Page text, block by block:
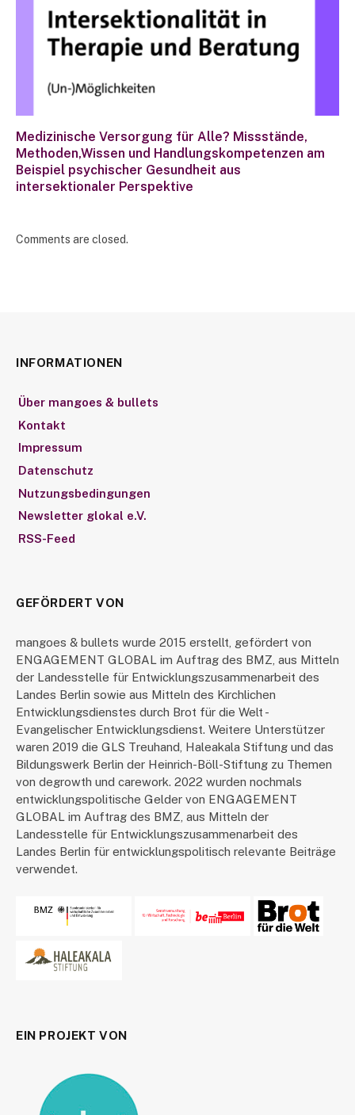
Medizinische Versorgung für Alle? Missstände,
Methoden,Wissen und Handlungskompetenzen am
Beispiel psychischer Gesundheit aus
intersektionaler Perspektive
Comments are closed.
INFORMATIONEN
Über mangoes & bullets
Kontakt
Impressum
Datenschutz
Nutzungsbedingungen
Newsletter glokal e.V.
RSS-Feed
GEFÖRDERT VON
mangoes & bullets wurde 2015 erstellt, gefördert von
ENGAGEMENT GLOBAL im Auftrag des BMZ, aus Mitteln
der Landesstelle für Entwicklungszusammenarbeit des
Landes Berlin sowie aus Mitteln des Kirchlichen
Entwicklungsdienstes durch Brot für die Welt -
Evangelischer Entwicklungsdienst. Weitere Unterstützer
waren 2019 die GLS Treuhand, Haleakala Stiftung und das
Bildungswerk Berlin der Heinrich-Böll-Stiftung zu Themen
von degrowth und carework. 2022 wurden nochmals
entwicklungspolitische Gelder von ENGAGEMENT
GLOBAL im Auftrag des BMZ, aus Mitteln der
Landesstelle für Entwicklungszusammenarbeit des
Landes Berlin für entwicklungspolitisch relevante Beiträge
verwendet.
EIN PROJEKT VON